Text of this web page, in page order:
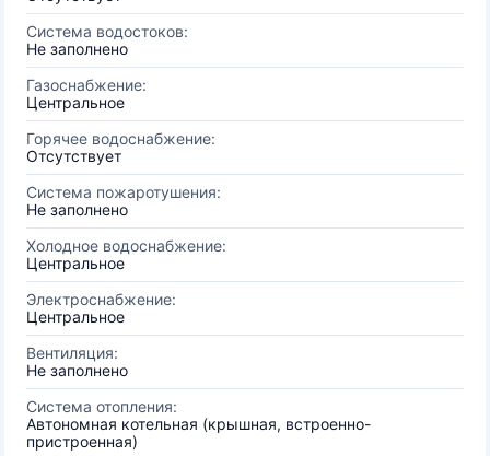
Система водостоков:
Не заполнено
Газоснабжение:
Центральное
Горячее водоснабжение:
Отсутствует
Система пожаротушения:
Не заполнено
Холодное водоснабжение:
Центральное
Электроснабжение:
Центральное
Вентиляция:
Не заполнено
Система отопления:
Автономная котельная (крышная, встроенно-
пристроенная)